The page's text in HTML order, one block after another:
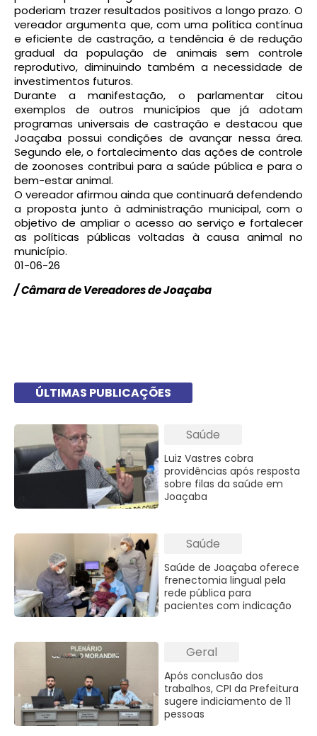
poderiam trazer resultados positivos a longo prazo. O
vereador argumenta que, com uma política contínua
e eficiente de castração, a tendência é de redução
gradual da população de animais sem controle
reprodutivo, diminuindo também a necessidade de
investimentos futuros.
Durante a manifestação, o parlamentar citou
exemplos de outros municípios que já adotam
programas universais de castração e destacou que
Joaçaba possui condições de avançar nessa área.
Segundo ele, o fortalecimento das ações de controle
de zoonoses contribui para a saúde pública e para o
bem-estar animal.
O vereador afirmou ainda que continuará defendendo
a proposta junto à administração municipal, com o
objetivo de ampliar o acesso ao serviço e fortalecer
as políticas públicas voltadas à causa animal no
município.
01-06-26
/ Câmara de Vereadores de Joaçaba
ÚLTIMAS PUBLICAÇÕES
Saúde
Luiz Vastres cobra
providências após resposta
sobre filas da saúde em
Joaçaba
Saúde
Saúde de Joaçaba oferece
frenectomia lingual pela
rede pública para
pacientes com indicação
Geral
Após conclusão dos
trabalhos, CPI da Prefeitura
sugere indiciamento de 11
pessoas